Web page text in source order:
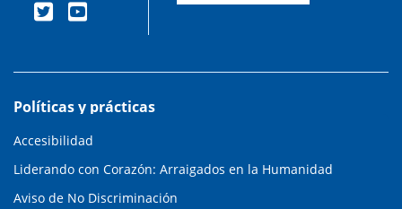
Políticas y prácticas
Accesibilidad
Liderando con Corazón: Arraigados en la Humanidad
Aviso de No Discriminación